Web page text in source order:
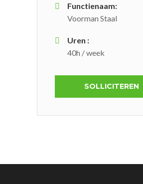
Functienaam:
Voorman Staal
Uren :
40h / week
SOLLICITEREN